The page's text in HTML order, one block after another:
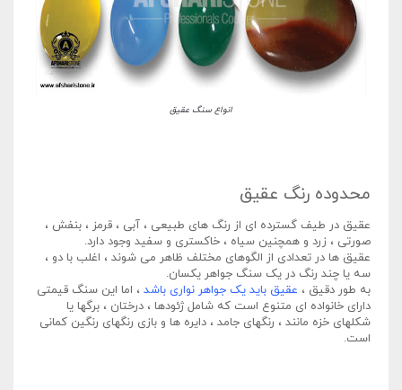
انواع سنگ عقیق
محدوده رنگ عقیق
عقیق در طیف گسترده ای از رنگ های طبیعی ، آبی ، قرمز ، بنفش ،
صورتی ، زرد و همچنین سیاه ، خاکستری و سفید وجود دارد.
عقیق ها در تعدادی از الگوهای مختلف ظاهر می شوند ، اغلب با دو ،
سه یا چند رنگ در یک سنگ جواهر یکسان.
به طور دقیق ، عقیق باید یک جواهر نواری باشد ، اما این سنگ قیمتی
دارای خانواده ای متنوع است که شامل ژئودها ، درختان ، برگها یا
شکلهای خزه مانند ، رنگهای جامد ، دایره ها و بازی رنگهای رنگین کمانی
است.